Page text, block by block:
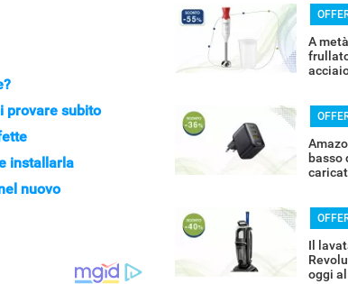
provare subito
installarla
nuovo
A
basso
Il
oggi